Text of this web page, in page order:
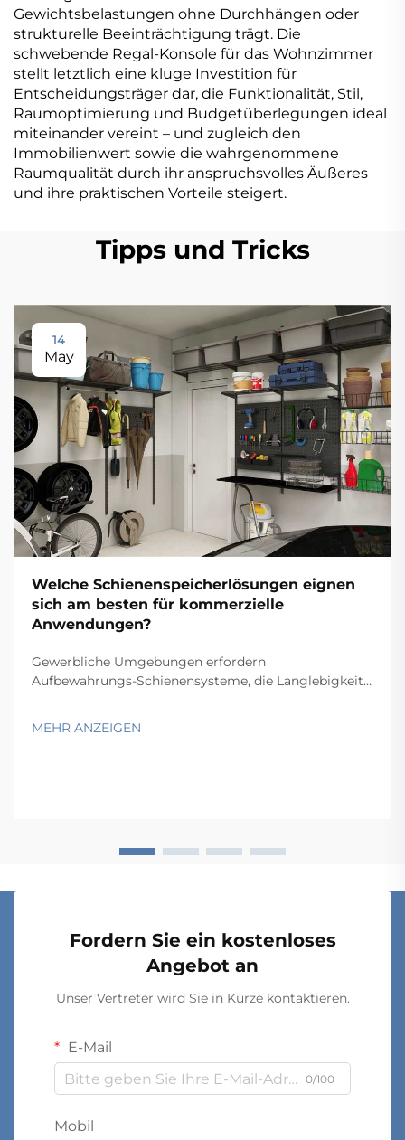
Gewichtsbelastungen ohne Durchhängen oder
strukturelle Beeinträchtigung trägt. Die
schwebende Regal-Konsole für das Wohnzimmer
stellt letztlich eine kluge Investition für
Entscheidungsträger dar, die Funktionalität, Stil,
Raumoptimierung und Budgetüberlegungen ideal
miteinander vereint – und zugleich den
Immobilienwert sowie die wahrgenommene
Raumqualität durch ihr anspruchsvolles Äußeres
und ihre praktischen Vorteile steigert.
Tipps und Tricks
14
May
Welche Schienenspeicherlösungen eignen
sich am besten für kommerzielle
Anwendungen?
Gewerbliche Umgebungen erfordern
Aufbewahrungs-Schienensysteme, die Langlebigkeit,
Anforderungen erfüllen. Von Lagern und
MEHR ANZEIGEN
Fordern Sie ein kostenloses
Angebot an
Unser Vertreter wird Sie in Kürze kontaktieren.
E-Mail
0/100
Mobil